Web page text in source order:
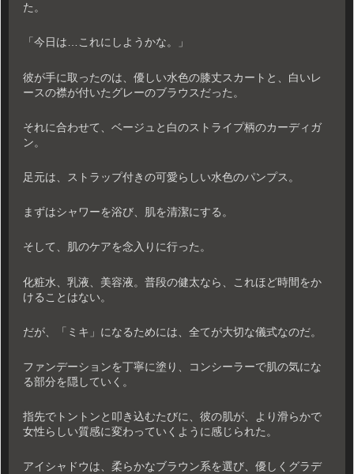
た。
「今日は…これにしようかな。」
彼が手に取ったのは、優しい水色の膝丈スカートと、白いレ
ースの襟が付いたグレーのブラウスだった。
それに合わせて、ベージュと白のストライプ柄のカーディガ
ン。
足元は、ストラップ付きの可愛らしい水色のパンプス。
まずはシャワーを浴び、肌を清潔にする。
そして、肌のケアを念入りに行った。
化粧水、乳液、美容液。普段の健太なら、これほど時間をか
けることはない。
だが、「ミキ」になるためには、全てが大切な儀式なのだ。
ファンデーションを丁寧に塗り、コンシーラーで肌の気にな
る部分を隠していく。
指先でトントンと叩き込むたびに、彼の肌が、より滑らかで
女性らしい質感に変わっていくように感じられた。
アイシャドウは、柔らかなブラウン系を選び、優しくグラデ